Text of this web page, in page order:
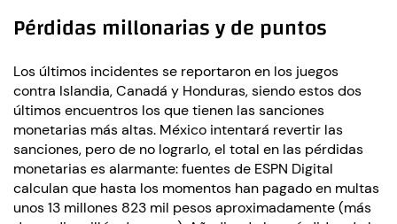
Pérdidas millonarias y de puntos
Los últimos incidentes se reportaron en los juegos
contra Islandia, Canadá y Honduras, siendo estos dos
últimos encuentros los que tienen las sanciones
monetarias más altas. México intentará revertir las
sanciones, pero de no lograrlo, el total en las pérdidas
monetarias es alarmante: fuentes de ESPN Digital
calculan que hasta los momentos han pagado en multas
unos 13 millones 823 mil pesos aproximadamente (más